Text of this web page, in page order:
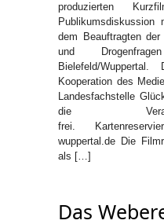
produzierten
dem Beauftragten
und
Bielefeld/
Kooperation des
Landesfachstelle
die
frei.
wuppertal.de Die
als […]
Das